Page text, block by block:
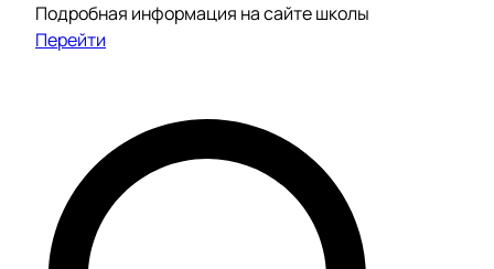
Подробная информация на сайте школы
Перейти